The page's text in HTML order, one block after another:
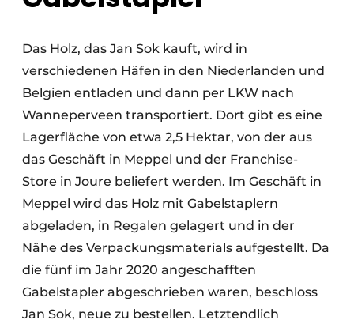
Das Holz, das Jan Sok kauft, wird in
verschiedenen Häfen in den Niederlanden und
Belgien entladen und dann per LKW nach
Wanneperveen transportiert. Dort gibt es eine
Lagerfläche von etwa 2,5 Hektar, von der aus
das Geschäft in Meppel und der Franchise-
Store in Joure beliefert werden. Im Geschäft in
Meppel wird das Holz mit Gabelstaplern
abgeladen, in Regalen gelagert und in der
Nähe des Verpackungsmaterials aufgestellt. Da
die fünf im Jahr 2020 angeschafften
Gabelstapler abgeschrieben waren, beschloss
Jan Sok, neue zu bestellen. Letztendlich